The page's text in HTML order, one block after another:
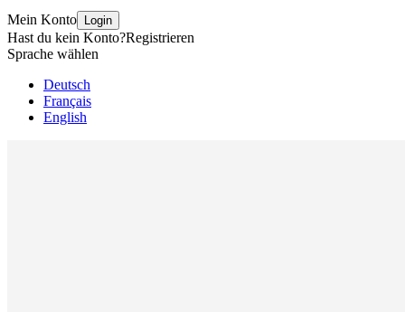
Mein Konto Login
Hast du kein Konto?Registrieren
Sprache wählen
Deutsch
Français
English